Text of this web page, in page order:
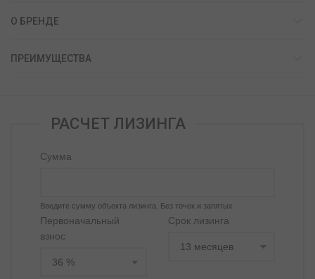
О БРЕНДЕ
ПРЕИМУЩЕСТВА
РАСЧЕТ ЛИЗИНГА
Сумма
Введите сумму объекта лизинга. Без точек и запятых
Первоначальный
взнос
Срок лизинга